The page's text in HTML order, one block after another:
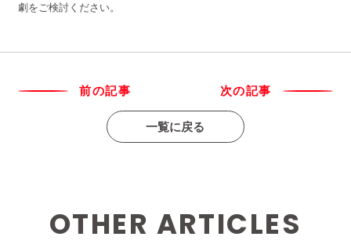
劇をご検討ください。
前の記事 次の記事
一覧に戻る
OTHER ARTICLES